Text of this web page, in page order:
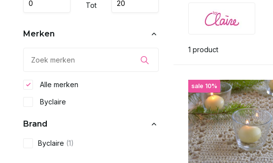
Tot
Merken
Alle merken
Byclaire
Brand
Byclaire (1)
1 product
sale 10%